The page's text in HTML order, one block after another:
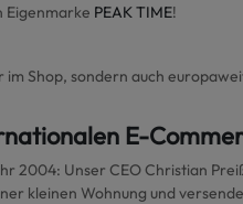
Eigenmarke PEAK TIME!
Shop, sondern auch
E-
Unser CEO Christian
kleinen Wohnung und